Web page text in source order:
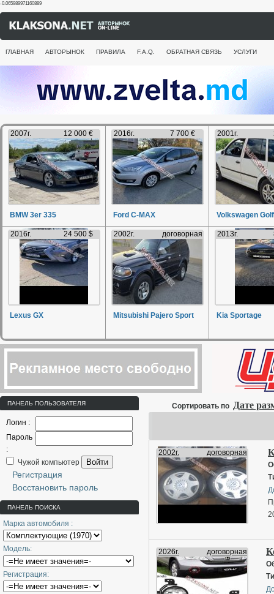
-0.065989971160889
ГЛАВНАЯ АВТОРЫНОК ПРАВИЛА F.A.Q. ОБРАТНАЯ СВЯЗЬ УСЛУГИ
2007г. 12 000 €
BMW 3er 335
2016г. 7 700 €
Ford C-MAX
2001г.
Volkswagen Golf
2016г. 24 500 $
Lexus GX
2002г. договорная
Mitsubishi Pajero Sport
2013г.
Kia Sportage
ПАНЕЛЬ ПОЛЬЗОВАТЕЛЯ
Логин :
Пароль
:
Чужой компьютер
Войти
Регистрация
Восстановить пароль
ПАНЕЛЬ ПОИСКА
Марка автомобиля :
Модель:
Регистрация:
Сортировать по Дате
2002г. договорная
2026г. договорная